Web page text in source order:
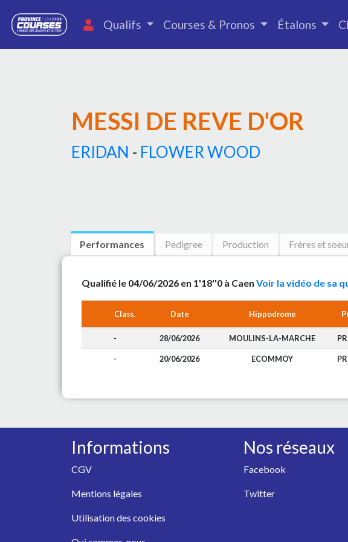
Qualifs Courses & Pronos Étalons
MESSI DE REVE D'OR
ERIDAN - FLOWER WOOD
Performances Pedigree Production Frères et
Qualifié le 04/06/2026 en 1'18''0 à Caen Voir la vidéo de sa
Class. Date Hippodrome
- 28/06/2026 MOULINS-LA-MARCHE
- 20/06/2026 ECOMMOY
Informations
CGV
Mentions légales
Utilisation des cookies
Nos réseaux
Facebook
Twitter